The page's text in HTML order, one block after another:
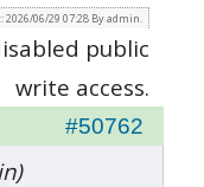
2026/06/29 07:28 By admin.
public
write access.
#50762